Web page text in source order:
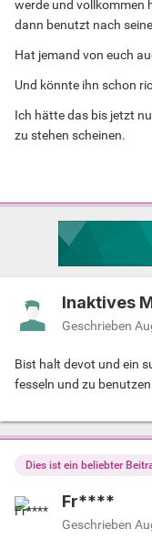
werde und vollkommen
dann benutzt nach
Hat jemand von euch
Und könnte ihn schon
Ich hätte das bis jetzt
zu stehen scheinen.
Inaktives
Geschrieben
Bist halt devot und ein
fesseln und zu
Dies ist ein beliebter
Fr****
Geschrieben